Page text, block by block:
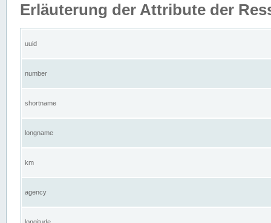
Erläuterung der Attribute der
uuid
number
shortname
longname
km
agency